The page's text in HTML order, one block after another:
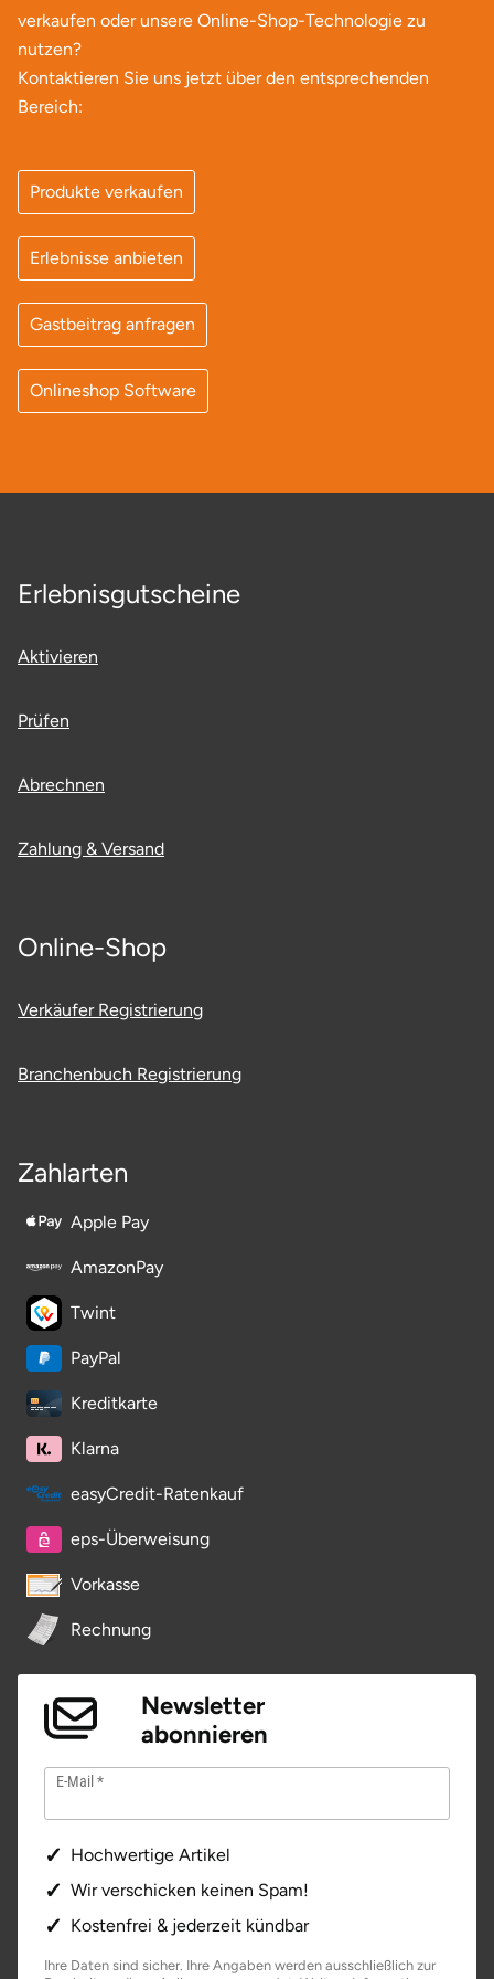
verkaufen oder unsere Online-Shop-Technologie zu
nutzen?
Kontaktieren Sie uns jetzt über den entsprechenden
Bereich:
Produkte verkaufen
Erlebnisse anbieten
Gastbeitrag anfragen
Onlineshop Software
Erlebnisgutscheine
Aktivieren
Prüfen
Abrechnen
Zahlung & Versand
Online-Shop
Verkäufer Registrierung
Branchenbuch Registrierung
Zahlarten
Apple Pay
AmazonPay
Twint
PayPal
Kreditkarte
Klarna
easyCredit-Ratenkauf
eps-Überweisung
Vorkasse
Rechnung
Newsletter
abonnieren
E-Mail
Hochwertige Artikel
Wir verschicken keinen Spam!
Kostenfrei & jederzeit kündbar
Ihre Daten sind sicher. Ihre Angaben werden ausschließlich zur